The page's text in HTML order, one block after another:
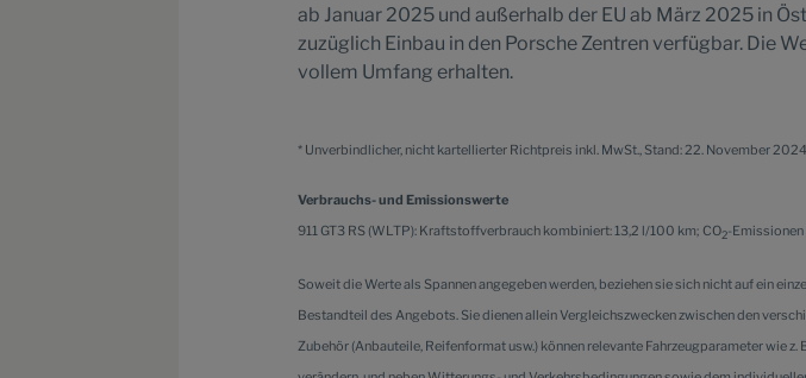
ab Januar 2025 und außerhalb der EU ab März 2025 in
zuzüglich Einbau in den Porsche Zentren verfügbar. Die
vollem Umfang erhalten.
* Unverbindlicher, nicht kartellierter Richtpreis inkl. MwSt., Stand: 22. November 2024
Verbrauchs- und Emissionswerte
911 GT3 RS (WLTP): Kraftstoffverbrauch kombiniert: 13,2 l/100 km; CO2-
Soweit die Werte als Spannen angegeben werden, beziehen sie sich nicht auf ein
Bestandteil des Angebots. Sie dienen allein Vergleichszwecken zwischen den
Zubehör (Anbauteile, Reifenformat usw.) können relevante Fahrzeugparameter wie